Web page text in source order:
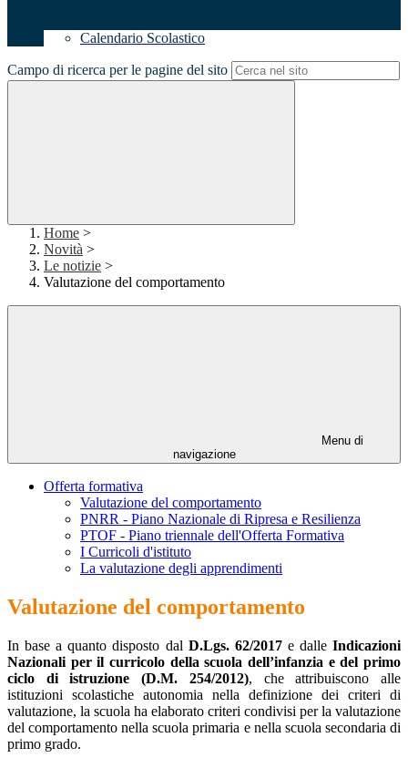
Calendario Scolastico
Campo di ricerca per le pagine del sito
Home >
Novità >
Le notizie >
Valutazione del comportamento
Menu di
navigazione
Offerta formativa
Valutazione del comportamento
PNRR - Piano Nazionale di Ripresa e Resilienza
PTOF - Piano triennale dell'Offerta Formativa
I Curricoli d'istituto
La valutazione degli apprendimenti
Valutazione del comportamento
In base a quanto disposto dal D.Lgs. 62/2017e dalleIndicazioni
Nazionali per il curricolo della scuola dell’infanzia e del primo
ciclo di istruzione (D.M. 254/2012), che attribuiscono alle
istituzioni scolastiche autonomia nella definizione dei criteri di
valutazione, la scuola ha elaborato criteri condivisi per la valutazione
del comportamento nella scuola primaria e nella scuola secondaria di
primo grado.